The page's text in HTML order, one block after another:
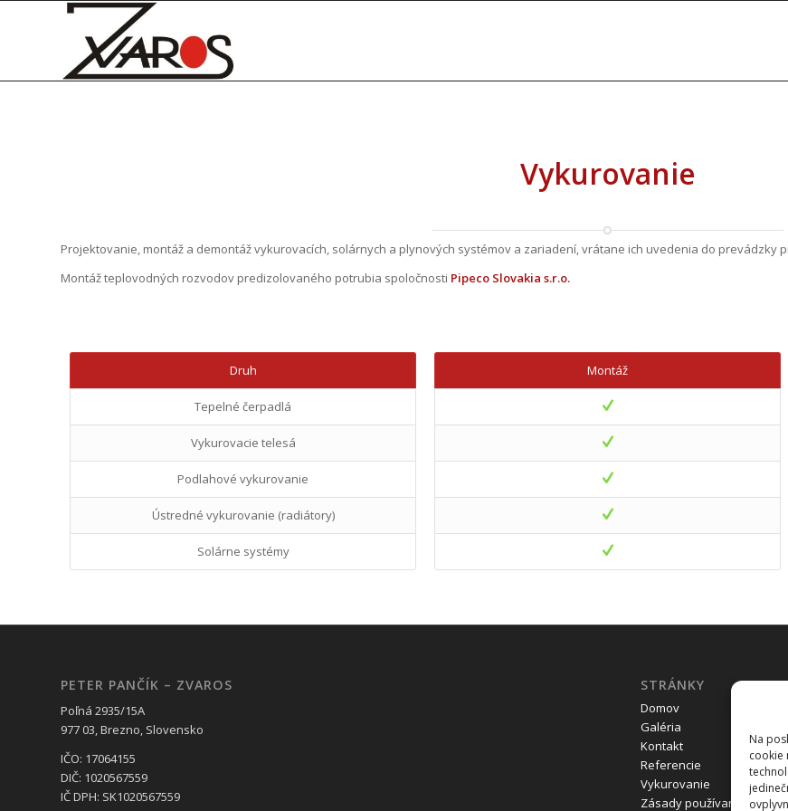
Na
cookie
Vykurovanie
Projektovanie, montáž a demontáž vykurovacích, solárnych a plynových systémov a zariadení, vrátane ich uvedenia do prevádzky
Montáž teplovodných rozvodov predizolovaného potrubia spoločnosti Pipeco Slovakia s.r.o.
Druh
Tepelné čerpadlá
Vykurovacie telesá
Podlahové vykurovanie
Ústredné vykurovanie (radiátory)
Solárne systémy
Montáž
PETER PANČÍK – ZVAROS
Poľná 2935/15A
977 03, Brezno, Slovensko
IČO: 17064155
DIČ: 1020567559
IČ DPH: SK1020567559
STRÁNKY
Domov
Galéria
Kontakt
Referencie
Vykurovanie
Zásady používania